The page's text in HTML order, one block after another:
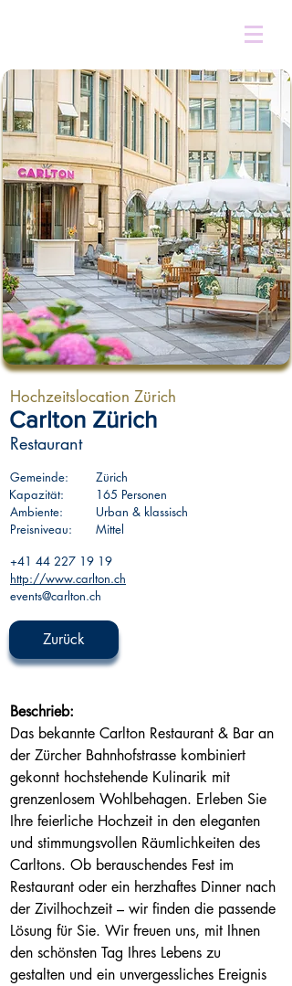
Hochzeitslocation Zürich
Carlton Zürich
Restaurant
Gemeinde:
Kapazität:
Ambiente:
Preisniveau:
Zürich
165 Personen
Urban & klassisch
Mittel
+41 44 227 19 19
http://www.carlton.ch
events@carlton.ch
Zurück
Beschrieb:
Das bekannte Carlton Restaurant & Bar an
der Zürcher Bahnhofstrasse kombiniert
gekonnt hochstehende Kulinarik mit
grenzenlosem Wohlbehagen. Erleben Sie
Ihre feierliche Hochzeit in den eleganten
und stimmungsvollen Räumlichkeiten des
Carltons. Ob berauschendes Fest im
Restaurant oder ein herzhaftes Dinner nach
der Zivilhochzeit – wir finden die passende
Lösung für Sie. Wir freuen uns, mit Ihnen
den schönsten Tag Ihres Lebens zu
gestalten und ein unvergessliches Ereignis